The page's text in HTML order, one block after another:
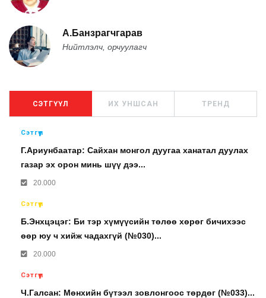
А.Банзрагчгарав
Нийтлэлч, орчуулагч
СЭТГҮҮЛ ИХ УНШСАН ТРЕНД
Сэтгүүл
Г.Ариунбаатар: Сайхан монгол дуугаа ханатал дуулах
газар эх орон минь шүү дээ...
20.000
Сэтгүүл
Б.Энхцэцэг: Би тэр хүмүүсийн төлөө хөрөг бичихээс
өөр юу ч хийж чадахгүй (№030)...
20.000
Сэтгүүл
Ч.Галсан: Мөнхийн бүтээл зовлонгоос төрдөг (№033)...